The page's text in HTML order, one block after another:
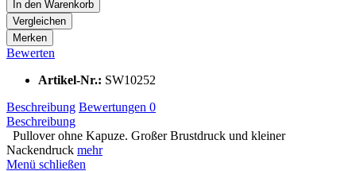
In den Warenkorb
Vergleichen
Merken
Bewerten
Artikel-Nr.: SW10252
Beschreibung Bewertungen 0
Beschreibung
Pullover ohne Kapuze. Großer Brustdruck und kleiner
Nackendruck mehr
Menü schließen